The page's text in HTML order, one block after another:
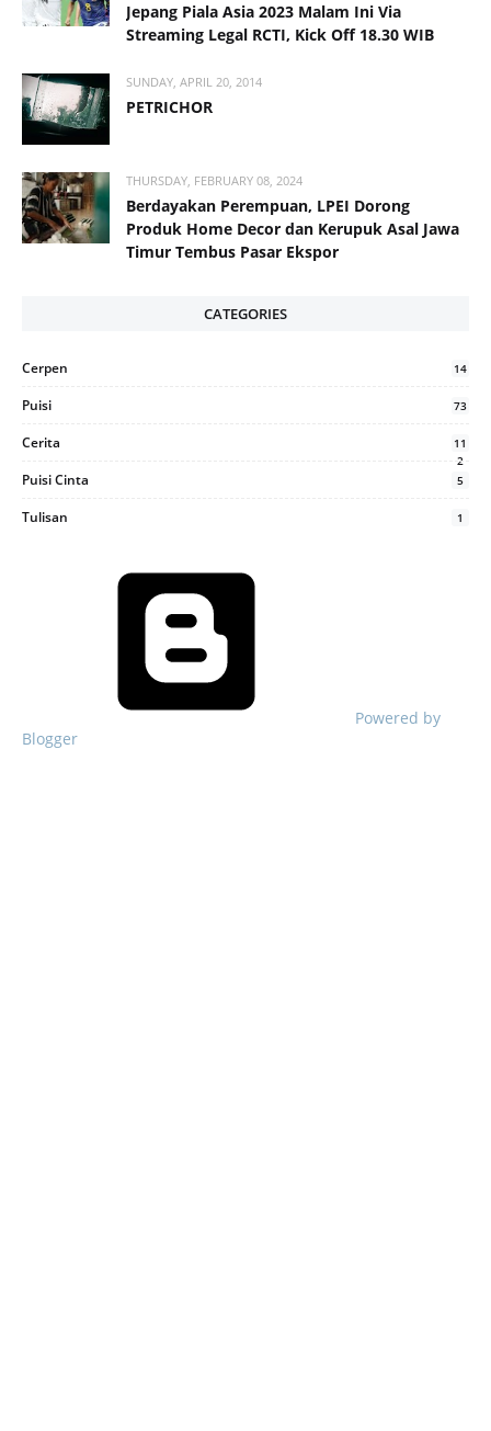
Jepang Piala Asia 2023 Malam Ini Via
Streaming Legal RCTI, Kick Off 18.30 WIB
SUNDAY, APRIL 20, 2014
PETRICHOR
THURSDAY, FEBRUARY 08, 2024
Berdayakan Perempuan, LPEI Dorong
Produk Home Decor dan Kerupuk Asal Jawa
Timur Tembus Pasar Ekspor
CATEGORIES
Cerpen 14
Puisi 73
Cerita
11
2
Puisi Cinta 5
Tulisan 1
Powered by
Blogger